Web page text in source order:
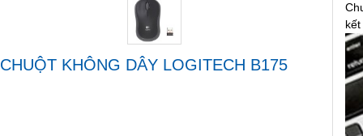
CHUỘT KHÔNG DÂY LOGITECH B175